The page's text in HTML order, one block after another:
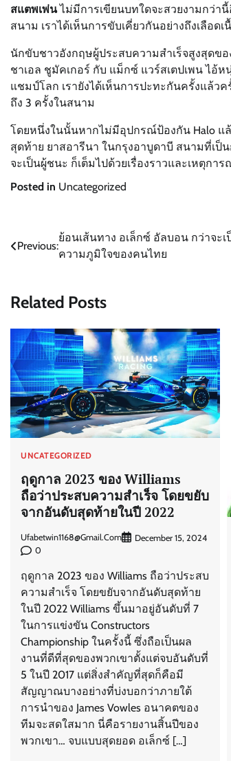
สแตพเพ่นไม่มีการเขียนบทใดจะสวยงามกว่า
สนาม เราได้เห็นการขับเคี่ยวกันอย่างถึงเลื
นักขับชาวอังกฤษผู้ประสบความสำเร็จสูงสุดข
ชาเอล ชูมัคเกอร์ กับ แม็กซ์ แวร์สเตปเพน ไ
แชมป์โลก เรายังได้เห็นการปะทะกันครั้งแล้ว
ถึง 3 ครั้งในสนาม
โดยหนึ่งในนั้นหากไม่มีอุปกรณ์ป้องกัน Halo แ
สุดท้าย ยาสอารีนา ในกรุงอาบูดาบี สนามที่เ
จะเป็นผู้ชนะ ก็เต็มไปด้วยเรื่องราวและเหตุก
Posted in Uncategorized
Post
Previous:
ย้อนเส้นทาง อเล็กซ์ อัลบอน กว่าจะเ
ความภูมิใจของคนไทย
Related Posts
UNCATEGORIZED
ฤดูกาล 2023 ของ Williams
ถือว่าประสบความสำเร็จ โดยขยับ
จากอันดับสุดท้ายในปี 2022
Ufabetwin1168@gmail.com
December 15, 2024
0
ฤดูกาล 2023 ของ Williams ถือว่าประสบ
ความสำเร็จ โดยขยับจากอันดับสุดท้าย
ในปี 2022 Williams ขึ้นมาอยู่อันดับที่ 7
ในการแข่งขัน Constructors
Championship ในครั้งนี้ ซึ่งถือเป็นผล
งานที่ดีที่สุดของพวกเขาตั้งแต่จบอันดับที่
5 ในปี 2017 แต่สิ่งสำคัญที่สุดก็คือมี
สัญญาณบางอย่างที่บ่งบอกว่าภายใต้
การนำของ James Vowles อนาคตของ
ทีมจะสดใสมาก นี่คือรายงานสิ้นปีของ
พวกเขา… จบแบบสุดยอด อเล็กซ์ […]